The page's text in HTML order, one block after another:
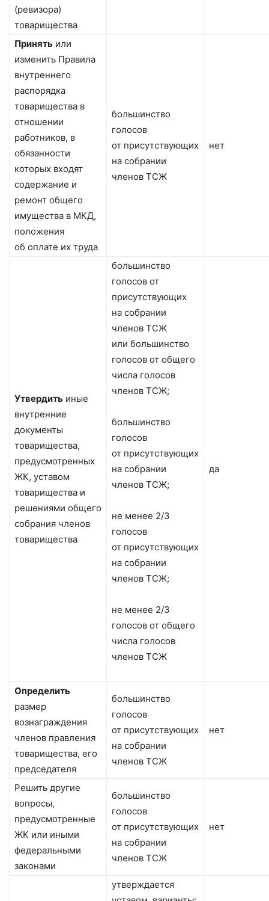
(ревизора)
товарищества
Принять или
изменить Правила
внутреннего
распорядка
товарищества в
отношении
работников, в
обязанности
которых входят
содержание и
ремонт общего
имущества в МКД,
положения
об оплате их труда
большинство
голосов
от присутствующих
на собрании
членов ТСЖ
нет
Утвердить иные
внутренние
документы
товарищества,
предусмотренных
ЖК, уставом
товарищества и
решениями общего
собрания членов
товарищества
большинство
голосов от
присутствующих
на собрании
членов ТСЖ
или большинство
голосов от общего
числа голосов
членов ТСЖ;
большинство
голосов
от присутствующих
на собрании
членов ТСЖ;
не менее 2/3
голосов
от присутствующих
на собрании
членов ТСЖ;
не менее 2/3
голосов от общего
числа голосов
членов ТСЖ
да
Определить
размер
вознаграждения
членов правления
товарищества, его
председателя
большинство
голосов
от присутствующих
на собрании
членов ТСЖ
нет
Решить другие
вопросы,
предусмотренные
ЖК или иными
федеральными
законами
большинство
голосов
от присутствующих
на собрании
членов ТСЖ
нет
утверждается